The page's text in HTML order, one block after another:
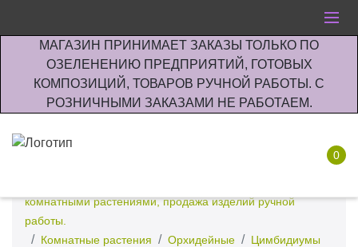
МАГАЗИН ПРИНИМАЕТ ЗАКАЗЫ ТОЛЬКО ПО
ОЗЕЛЕНЕНИЮ ПРЕДПРИЯТИЙ, ГОТОВЫХ
КОМПОЗИЦИЙ, ТОВАРОВ РУЧНОЙ РАБОТЫ. С
РОЗНИЧНЫМИ ЗАКАЗАМИ НЕ РАБОТАЕМ.
0
комнатными растениями, продажа изделий ручной
работы.
Комнатные растения
Орхидейные Цимбидиумы